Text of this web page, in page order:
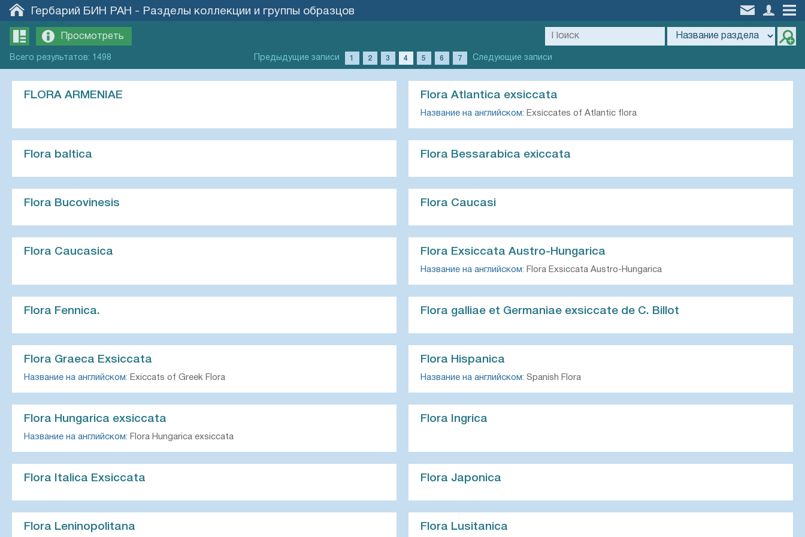
Гербарий БИН РАН - Разделы коллекции и группы образцов
Просмотреть
Всего результатов: 1498 Предыдущие записи 1 2 3 4 5 6 7 Следующие записи
FLORA ARMENIAE Flora Atlantica exsiccata
Название на английском: Exsiccates of Atlantic flora
Flora baltica Flora Bessarabica exiccata
Flora Bucovinesis Flora Caucasi
Flora Caucasica Flora Exsiccata Austro-Hungarica
Название на английском: Flora Exsiccata Austro-Hungarica
Flora Fennica. Flora galliae et Germaniae exsiccate de C. Billot
Flora Graeca Exsiccata
Название на английском: Exiccats of Greek Flora
Flora Hispanica
Название на английском: Spanish Flora
Flora Hungarica exsiccata
Название на английском: Flora Hungarica exsiccata
Flora Ingrica
Flora Italica Exsiccata Flora Japonica
Flora Leninopolitana Flora Lusitanica